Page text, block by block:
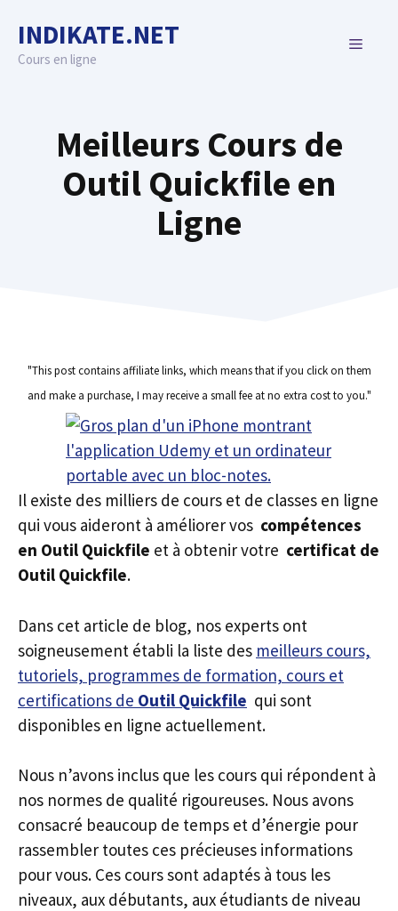
content
INDIKATE.NET
Cours en ligne
MENU
Meilleurs Cours de
Outil Quickfile en
Ligne
"This post contains affiliate links, which means that if you click on them
and make a purchase, I may receive a small fee at no extra cost to you."
Il existe des milliers de cours et de classes en ligne
qui vous aideront à améliorer vos compétences
en Outil Quickfile et à obtenir votre certificat de
Outil Quickfile.
Dans cet article de blog, nos experts ont
soigneusement établi la liste des meilleurs cours,
tutoriels, programmes de formation, cours et
certifications de Outil Quickfile qui sont
disponibles en ligne actuellement.
Nous n’avons inclus que les cours qui répondent à
nos normes de qualité rigoureuses. Nous avons
consacré beaucoup de temps et d’énergie pour
rassembler toutes ces précieuses informations
pour vous. Ces cours sont adaptés à tous les
niveaux, aux débutants, aux étudiants de niveau